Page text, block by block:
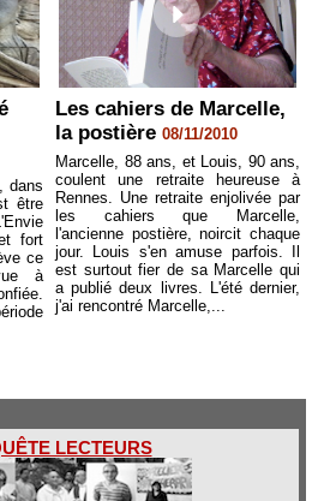
dans
être
fort
ce
à
Les cahiers de Marcelle,
la postière 08/11/2010
Marcelle, 88 ans, et Louis, 90 ans,
coulent une retraite heureuse à
Rennes. Une retraite enjolivée par
les cahiers que Marcelle,
l'ancienne postière, noircit chaque
jour. Louis s'en amuse parfois. Il
est surtout fier de sa Marcelle qui
a publié deux livres. L'été dernier,
j'ai rencontré Marcelle,...
LECTEURS